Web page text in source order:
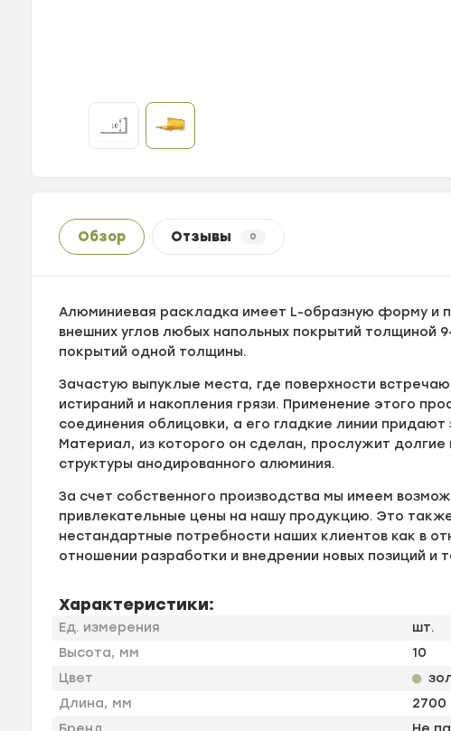
Обзор Отзывы 0
Алюминиевая раскладка имеет L-образную форму и
внешних углов любых напольных покрытий толщиной
покрытий одной толщины.
Зачастую выпуклые места, где поверхности
истираний и накопления грязи. Применение этого
соединения облицовки, а его гладкие линии
Материал, из которого он сделан, прослужит долгие
структуры анодированного алюминия.
За счет собственного производства мы имеем
привлекательные цены на нашу продукцию. Это
нестандартные потребности наших клиентов как в
отношении разработки и внедрении новых позиций и
Характеристики:
Ед. измерения
шт.
Высота, мм
10
Цвет
Длина, мм
2700